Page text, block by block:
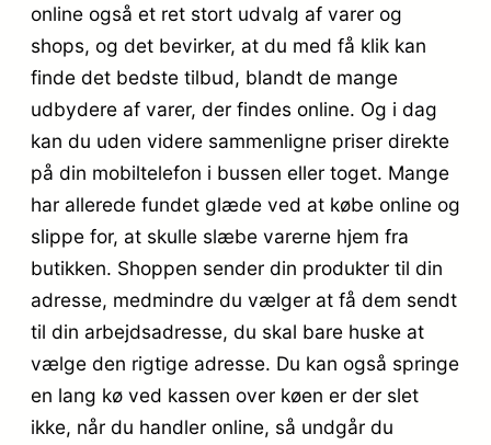
online også et ret stort udvalg af varer og
shops, og det bevirker, at du med få klik kan
finde det bedste tilbud, blandt de mange
udbydere af varer, der findes online. Og i dag
kan du uden videre sammenligne priser direkte
på din mobiltelefon i bussen eller toget. Mange
har allerede fundet glæde ved at købe online og
slippe for, at skulle slæbe varerne hjem fra
butikken. Shoppen sender din produkter til din
adresse, medmindre du vælger at få dem sendt
til din arbejdsadresse, du skal bare huske at
vælge den rigtige adresse. Du kan også springe
en lang kø ved kassen over køen er der slet
ikke, når du handler online, så undgår du